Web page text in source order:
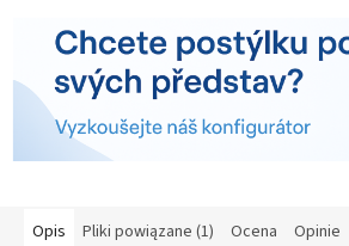
Opis Pliki powiązane (1) Ocena Opinie